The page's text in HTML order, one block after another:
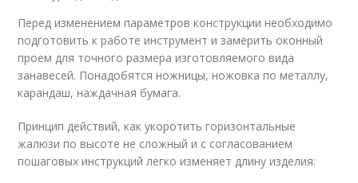
Перед изменением параметров конструкции необходимо
подготовить к работе инструмент и замерить оконный
проем для точного размера изготовляемого вида
занавесей. Понадобятся ножницы, ножовка по металлу,
карандаш, наждачная бумага.
Принцип действий, как укоротить горизонтальные
жалюзи по высоте не сложный и с согласованием
пошаговых инструкций легко изменяет длину изделия: